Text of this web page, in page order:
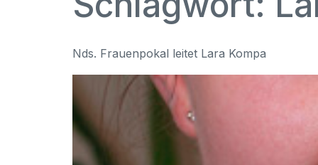
Nds. Frauenpokal leitet Lara Kompa